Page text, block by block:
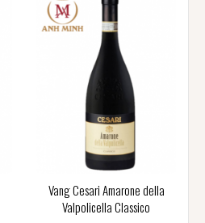
Vang Cesari Amarone della
Valpolicella Classico